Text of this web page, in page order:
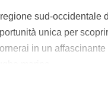
sud-occidentale
unica per
in un